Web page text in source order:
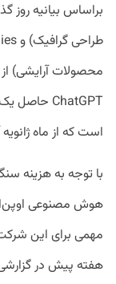
محصولات آرایشی)
است که از ماه ژانویه
هوش مصنوعی
مهمی برای این
هفته پیش در